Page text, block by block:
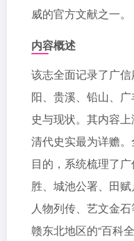
威的官方文献之一。
内容概述
该志全面记录了广
阳、贵溪、铅山、
史与现状。其内容
清代史实最为详赡。
目的，系统梳理了
胜、城池公署、田赋
人物列传、艺文金
赣东北地区的“百科全